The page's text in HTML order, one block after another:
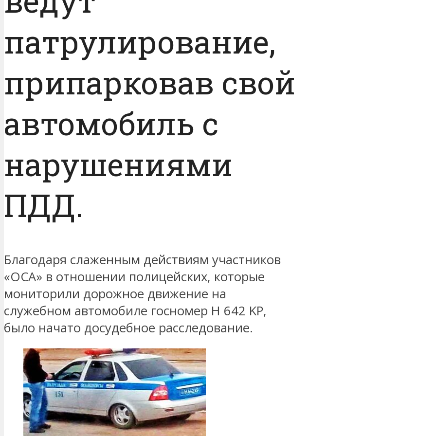
патрулирование,
припарковав свой
автомобиль с
нарушениями
ПДД.
Благодаря слаженным действиям участников
«ОСА» в отношении полицейских, которые
мониторили дорожное движение на
служебном автомобиле госномер H 642 KP,
было начато досудебное расследование.